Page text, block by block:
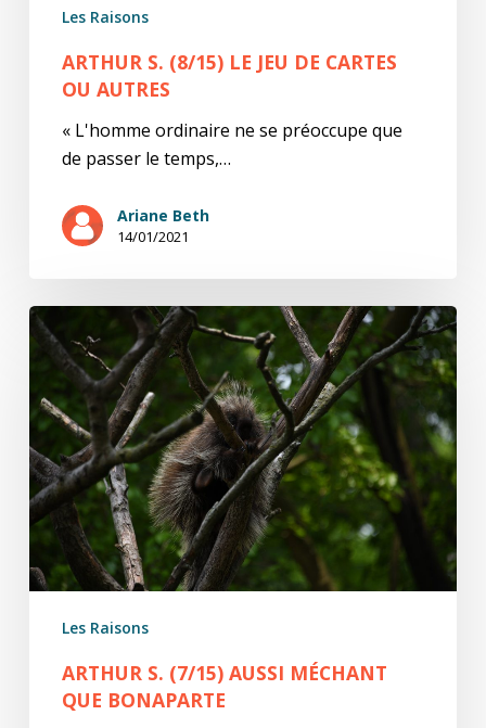
Les Raisons
ARTHUR S. (8/15) LE JEU DE CARTES
OU AUTRES
« L'homme ordinaire ne se préoccupe que
de passer le temps,…
Ariane Beth
14/01/2021
Arthur
(7/15)
Aussi
méchant
que
Bonaparte
Les Raisons
ARTHUR S. (7/15) AUSSI MÉCHANT
QUE BONAPARTE